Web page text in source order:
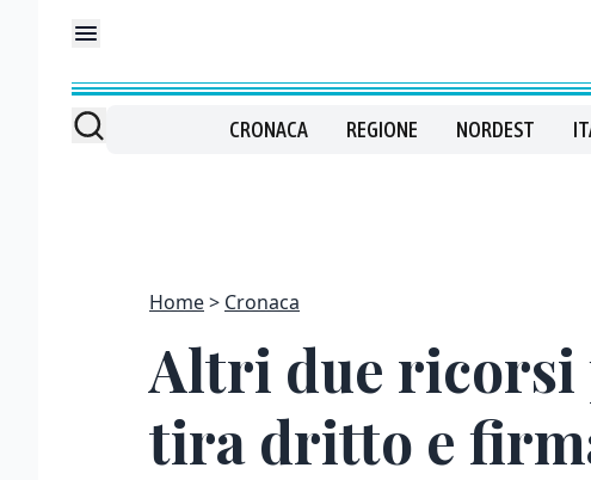
CRONACA REGIONE NORDEST
Home Cronaca
Altri due ricorsi
tira dritto e